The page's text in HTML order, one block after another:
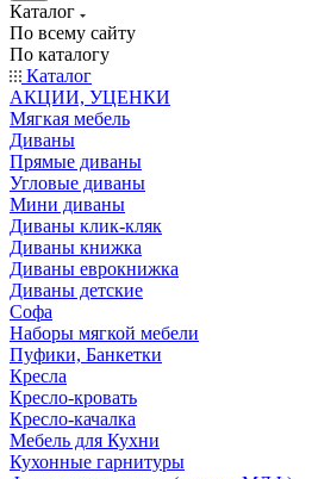
Каталог
По всему сайту
По каталогу
Каталог
АКЦИИ, УЦЕНКИ
Мягкая мебель
Диваны
Прямые диваны
Угловые диваны
Мини диваны
Диваны клик-кляк
Диваны книжка
Диваны еврокнижка
Диваны детские
Софа
Наборы мягкой мебели
Пуфики, Банкетки
Кресла
Кресло-кровать
Кресло-качалка
Мебель для Кухни
Кухонные гарнитуры